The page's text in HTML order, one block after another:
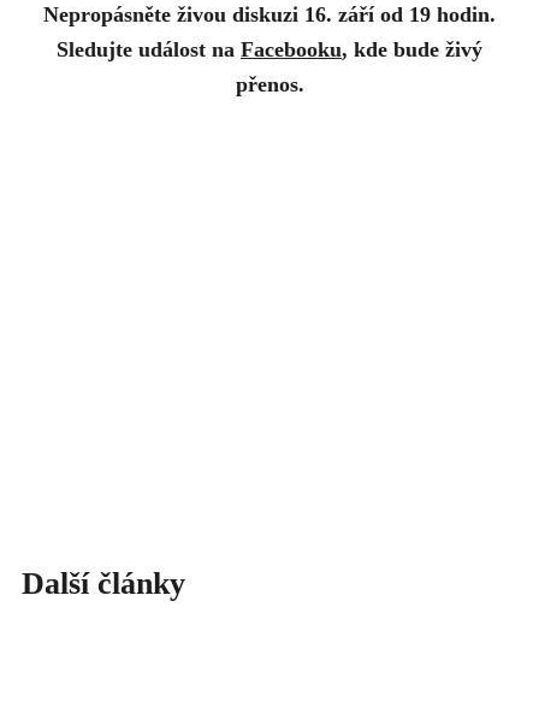
Nepropásněte živou diskuzi 16. září od 19 hodin.
Sledujte událost na Facebooku, kde bude živý
přenos.
Další články